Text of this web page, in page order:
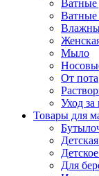
Ватные
Ватные
Мыло
От пота
Уход за
Товары для
Для